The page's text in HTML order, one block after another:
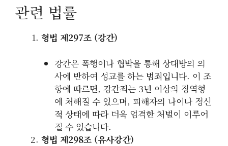
관련 법률
형법 제297조 (강간)
강간은 폭행이나 협박을 통해 상대방의 의
사에 반하여 성교를 하는 범죄입니다. 이 조
항에 따르면, 강간죄는 3년 이상의 징역형
에 처해질 수 있으며, 피해자의 나이나 정신
적 상태에 따라 더욱 엄격한 처벌이 이루어
질 수 있습니다.
형법 제298조 (유사강간)